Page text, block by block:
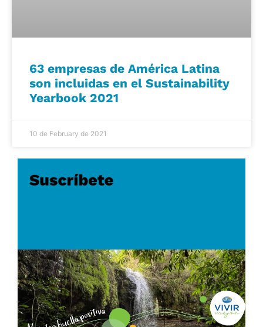
63 empresas de América Latina
son incluidas en el Sustainability
Yearbook 2021
10 de February de 2021